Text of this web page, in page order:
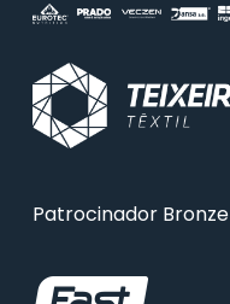
Patrocinador Bronze